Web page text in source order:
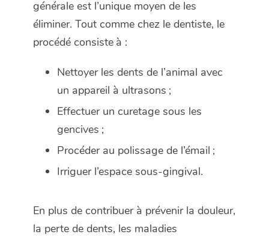
générale est l’unique moyen de les
éliminer. Tout comme chez le dentiste, le
procédé consiste à :
Nettoyer les dents de l’animal avec
un appareil à ultrasons ;
Effectuer un curetage sous les
gencives ;
Procéder au polissage de l’émail ;
Irriguer l’espace sous-gingival.
En plus de contribuer à prévenir la douleur,
la perte de dents, les maladies